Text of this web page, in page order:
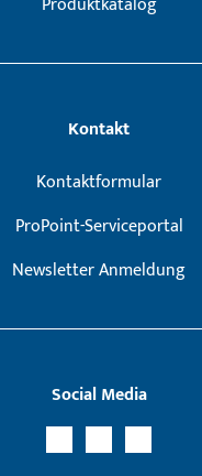
Kontakt
Kontaktformular
ProPoint-Serviceportal
Newsletter Anmeldung
Social Media